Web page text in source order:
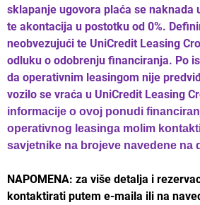
sklapanje ugovora plaća se naknada
te akontacija u postotku od 0%.
neobvezujući te UniCredit Leasing
odluku o odobrenju financiranja. Po
da operativnim leasingom nije
vozilo se vraća u UniCredit Leasing
informacije o ovoj ponudi
operativnog leasinga molim
savjetnike na brojeve navedene na
NAPOMENA: za više detalja i
kontaktirati putem e-maila ili na